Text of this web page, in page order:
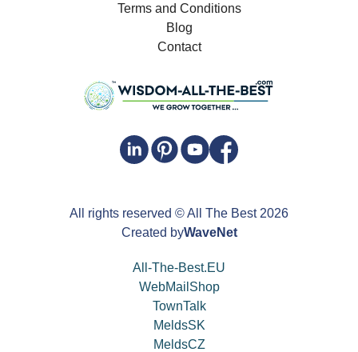
Terms and Conditions
Blog
Contact
All rights reserved © All The Best2026
Created byWaveNet
All-The-Best.EU
WebMailShop
TownTalk
MeldsSK
MeldsCZ